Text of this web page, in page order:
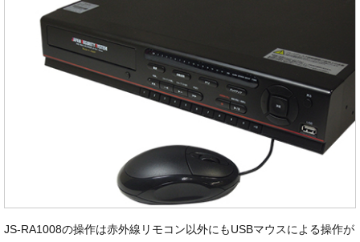
JS-RA1008の操作は赤外線リモコン以外にもUSBマウスによる操作が